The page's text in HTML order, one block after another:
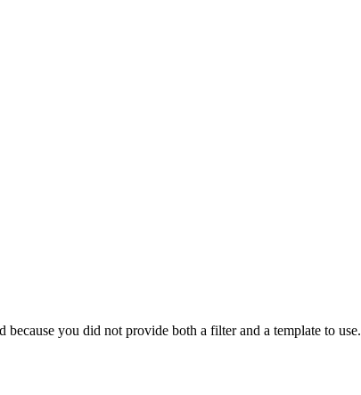
you did not provide both a filter and a template to use.